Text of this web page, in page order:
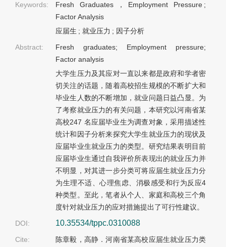
Keywords:
Fresh Graduates，Employment Pressure ;
Factor Analysis
应届生 ; 就业压力 ; 因子分析
Abstract:
Fresh graduates; Employment pressure;
Factor analysis
大学生压力及其应对一直以来都是政府和学者密
切关注的话题，随着高校招生规模的不断扩大和
毕业生人数的不断增加，就业问题日益凸显。为
了考察就业压力的有关问题，本研究以河南省某
高校247 名应届毕业生为调查对象，采用描述性
统计和因子分析来探究大学生就业压力的现状及
应届毕业生就业压力的类型。研究结果表明目前
应届毕业生通过自我评价所表现出的就业压力并
不明显，对其进一步分类可将应届生就业压力分
为生理不适、心理焦虑、消极感受和行为反应4
种类型。至此，笔者从个人、家庭和高校三个角
度针对就业压力的应对措施提出了可行性建议。
DOI:
10.35534/tppc.0310088
Cite:
陈章毅，高静．河南省某高校应届生就业压力类